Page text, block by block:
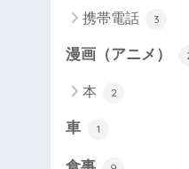
携帯電話 3
漫画（アニメ）
本 2
車 1